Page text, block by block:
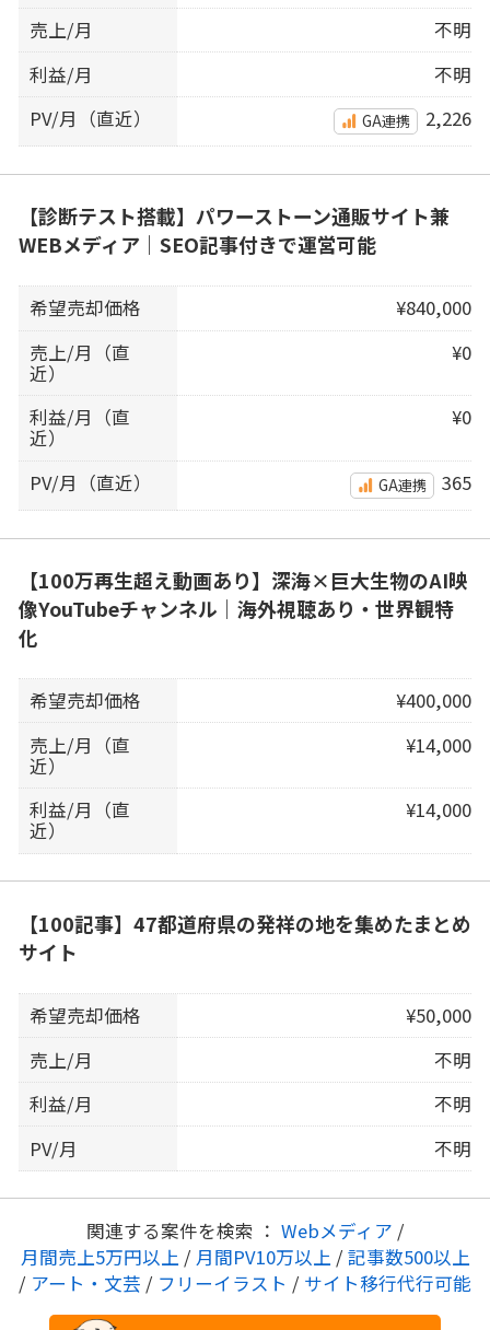
売上/月
不明
利益/月
不明
PV/月（直近）
GA連携 2,226
【診断テスト搭載】パワーストーン通販サイト兼
WEBメディア｜SEO記事付きで運営可能
希望売却価格
¥840,000
売上/月（直
近）
¥0
利益/月（直
近）
¥0
PV/月（直近） GA連携 365
【100万再生超え動画あり】深海×巨大生物のAI映
像YouTubeチャンネル｜海外視聴あり・世界観特
化
希望売却価格
¥400,000
売上/月（直
近）
¥14,000
利益/月（直
近）
¥14,000
【100記事】47都道府県の発祥の地を集めたまとめ
サイト
希望売却価格
¥50,000
売上/月
不明
利益/月
不明
PV/月
不明
関連する案件を検索 ： Webメディア /
月間売上5万円以上 / 月間PV10万以上 / 記事数500以上
/ アート・文芸 / フリーイラスト / サイト移行代行可能